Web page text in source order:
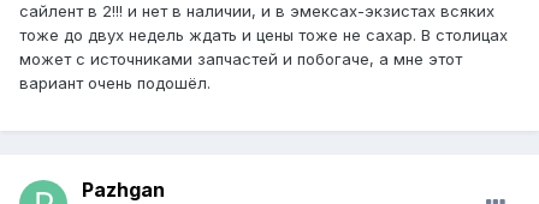
сайлент в 2!!! и нет в наличии, и в эмексах-экзистах всяких
тоже до двух недель ждать и цены тоже не сахар. В столицах
может с источниками запчастей и побогаче, а мне этот
вариант очень подошёл.
Pazhgan